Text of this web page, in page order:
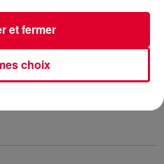
choix
et fermer